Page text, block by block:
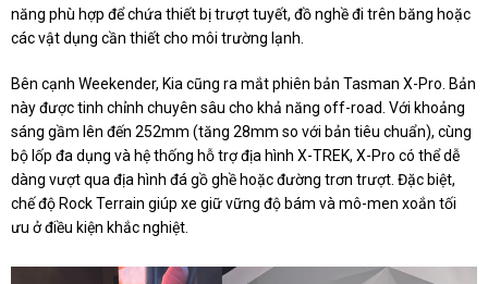
năng phù hợp để chứa thiết bị trượt tuyết, đồ nghề đi trên băng hoặc
các vật dụng cần thiết cho môi trường lạnh.
Bên cạnh Weekender, Kia cũng ra mắt phiên bản Tasman X-Pro. Bản
này được tinh chỉnh chuyên sâu cho khả năng off-road. Với khoảng
sáng gầm lên đến 252mm (tăng 28mm so với bản tiêu chuẩn), cùng
bộ lốp đa dụng và hệ thống hỗ trợ địa hình X-TREK, X-Pro có thể dễ
dàng vượt qua địa hình đá gồ ghề hoặc đường trơn trượt. Đặc biệt,
chế độ Rock Terrain giúp xe giữ vững độ bám và mô-men xoắn tối
ưu ở điều kiện khắc nghiệt.